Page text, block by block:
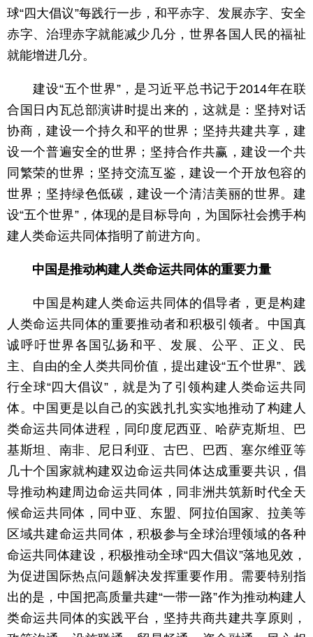
球“四大倡议”每践行一步，和平赤字、发展赤字、安全
赤字、治理赤字就能减少几分，世界各国人民的福祉
就能增进几分。
建设“五个世界”，是习近平总书记于2014年在联
合国日内瓦总部演讲时提出来的，这就是：坚持对话
协商，建设一个持久和平的世界；坚持共建共享，建
设一个普遍安全的世界；坚持合作共赢，建设一个共
同繁荣的世界；坚持交流互鉴，建设一个开放包容的
世界；坚持绿色低碳，建设一个清洁美丽的世界。建
设“五个世界”，体现的是目标导向，为国际社会携手构
建人类命运共同体指明了前进方向。
中国是推动构建人类命运共同体的重要力量
中国是构建人类命运共同体的倡导者，更是构建
人类命运共同体的重要推动者和积极引领者。中国真
诚呼吁世界各国弘扬和平、发展、公平、正义、民
主、自由的全人类共同价值，提出建设“五个世界”、践
行全球“四大倡议”，就是为了引领构建人类命运共同
体。中国更是以自己的实践扎扎实实地推动了构建人
类命运共同体进程，同印度尼西亚、哈萨克斯坦、巴
基斯坦、南非、尼日利亚、古巴、巴西、塞尔维亚等
几十个国家就构建双边命运共同体达成重要共识，倡
导推动构建周边命运共同体，同非洲共筑新时代全天
候命运共同体，同中亚、东盟、阿拉伯国家、拉美等
区域共建命运共同体，积极参与全球治理领域的各种
命运共同体建设，积极推动全球“四大倡议”落地见效，
为促进国际热点问题解决发挥重要作用。需要特别指
出的是，中国把高质量共建“一带一路”作为推动构建人
类命运共同体的实践平台，坚持共商共建共享原则，